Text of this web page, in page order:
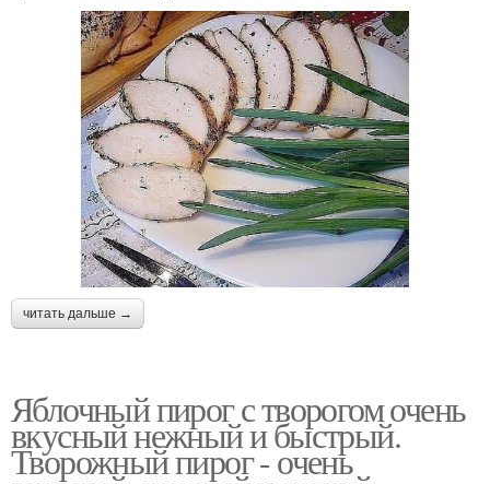
читать дальше →
Яблочный пирог с творогом очень
вкусный нежный и быстрый.
Творожный пирог - очень